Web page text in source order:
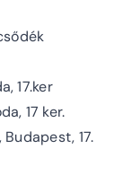
17.ker
17 ker.
17.